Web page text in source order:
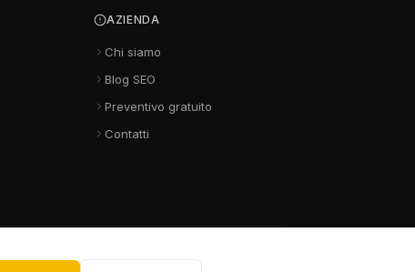
AZIENDA
Chi siamo
Blog SEO
Preventivo gratuito
Contatti